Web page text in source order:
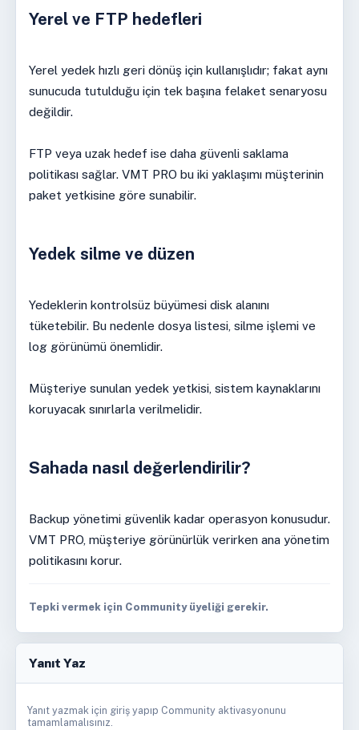
Yerel ve FTP hedefleri
Yerel yedek hızlı geri dönüş için kullanışlıdır; fakat aynı
sunucuda tutulduğu için tek başına felaket senaryosu
değildir.
FTP veya uzak hedef ise daha güvenli saklama
politikası sağlar. VMT PRO bu iki yaklaşımı müşterinin
paket yetkisine göre sunabilir.
Yedek silme ve düzen
Yedeklerin kontrolsüz büyümesi disk alanını
tüketebilir. Bu nedenle dosya listesi, silme işlemi ve
log görünümü önemlidir.
Müşteriye sunulan yedek yetkisi, sistem kaynaklarını
koruyacak sınırlarla verilmelidir.
Sahada nasıl değerlendirilir?
Backup yönetimi güvenlik kadar operasyon konusudur.
VMT PRO, müşteriye görünürlük verirken ana yönetim
politikasını korur.
Tepki vermek için Community üyeliği gerekir.
Yanıt Yaz
Yanıt yazmak için giriş yapıp Community aktivasyonunu
tamamlamalısınız.